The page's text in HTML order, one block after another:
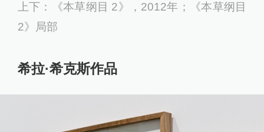
上下：《本草纲目 2》，2012年；《本草纲目
2》局部
希拉·希克斯作品